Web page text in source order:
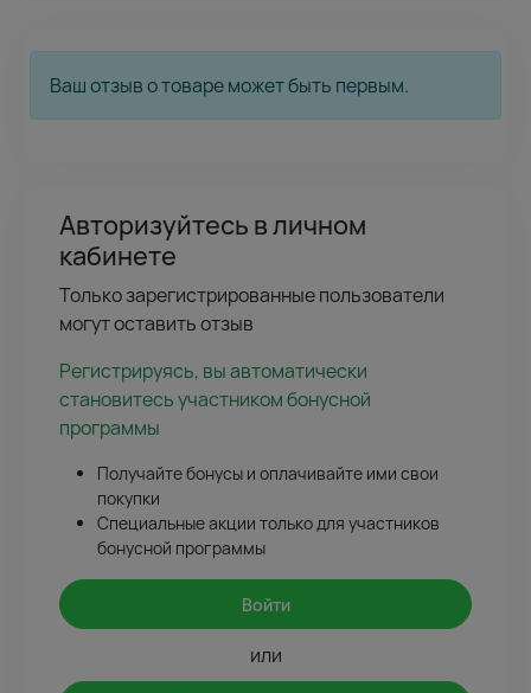
Ваш отзыв о товаре может быть первым.
Авторизуйтесь в личном
кабинете
Только зарегистрированные пользователи
могут оставить отзыв
Регистрируясь, вы автоматически
становитесь участником бонусной
программы
Получайте бонусы и оплачивайте ими свои
покупки
Специальные акции только для участников
бонусной программы
Войти
или